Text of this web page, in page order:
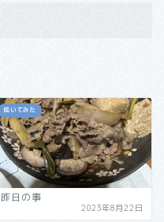
呟いてみた
昨日の事
2023年8月22日